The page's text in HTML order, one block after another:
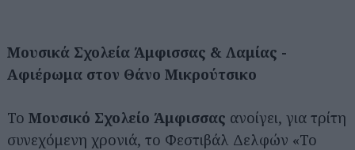
Μουσικά Σχολεία Άμφισσας & Λαμίας -
Αφιέρωμα στον Θάνο Μικρούτσικο
Το Μουσικό Σχολείο Άμφισσας ανοίγει, για τρίτη
συνεχόμενη χρονιά, το Φεστιβάλ Δελφών «Το